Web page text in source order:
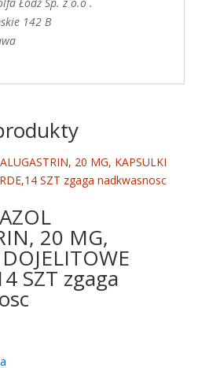
Łódź Sp. z o.o .
142 B
20 MG,
SZT zgaga